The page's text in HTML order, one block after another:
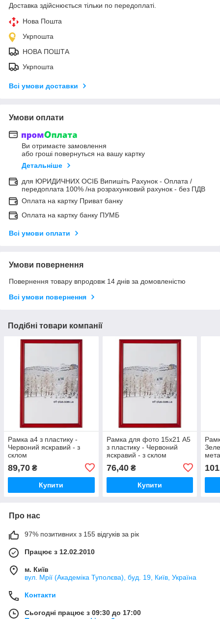
Доставка здійснюється тільки по передоплаті.
Нова Пошта
Укрпошта
НОВА ПОШТА
Укрпошта
Всі умови доставки
Умови оплати
Ви отримаєте замовлення
або гроші повернуться на вашу картку
Детальніше
для ЮРИДИЧНИХ ОСІБ Випишіть Рахунок - Оплата /
передоплата 100% /на розрахунковий рахунок - без ПДВ
Оплата на картку Приват банку
Оплата на картку банку ПУМБ
Всі умови оплати
Умови повернення
Повернення товару впродовж 14 днів за домовленістю
Всі умови повернення
Подібні товари компанії
Рамка а4 з пластику -
Червоний яскравий - з
склом
89,70 ₴
Купити
Рамка для фото 15х21 А5
з пластику - Червоний
яскравий - з склом
76,40₴
Купити
Про нас
97% позитивних з 155 відгуків за рік
Працює з 12.02.2010
м. Київ
вул. Мрії (Академіка Туполєва), буд. 19, Київ, Україна
Контакти
Сьогодні працює з 09:30 до 17:00